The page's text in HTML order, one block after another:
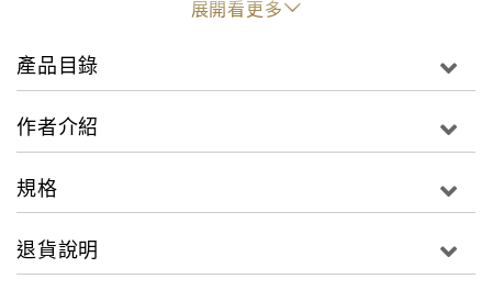
待本書之翻譯推廣，可帶動台灣以科際整合的視野，讓
戲劇治療在一般人的日常生活之改善及相關專家的專業
成長上能更有精緻的貢獻。
本書與作者另一本戲劇治療的專書：《戲劇治療：概
一併做為推動台灣戲劇治療的重要參考著作。
展開看更多
產品目錄
作者介紹
規格
退貨說明